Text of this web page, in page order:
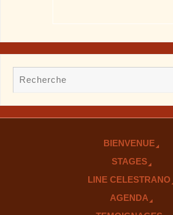
BIENVENUE
STAGES
LINE CELESTRANO
AGENDA